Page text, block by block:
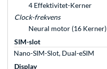
4 Effektivitet-Kerner
Clock-frekvens
Neural motor (16 Kerner)
SIM-slot
Nano-SIM-Slot, Dual-eSIM
Display